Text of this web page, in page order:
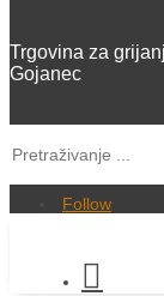
Trgovina za
Gojanec
Follow
